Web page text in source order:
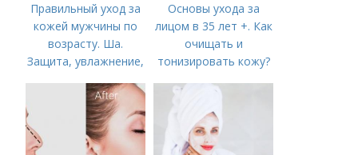
Правильный уход за
кожей мужчины по
возрасту. Ша.
Защита, увлажнение,
Основы ухода за
лицом в 35 лет +. Как
очищать и
тонизировать кожу?